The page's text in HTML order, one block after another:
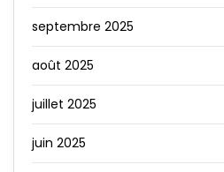
septembre 2025
août 2025
juillet 2025
juin 2025